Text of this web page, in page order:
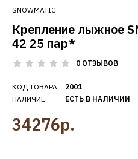
SNOWMATIC
Крепление лыжное
42 25 пар*
0 ОТЗЫВОВ
КОД ТОВАРА:
НАЛИЧИЕ:
2001
ЕСТЬ В НАЛИЧИИ
34276р.